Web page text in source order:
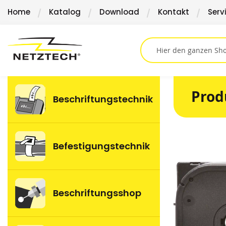
Direkt
Home Katalog Download Kontakt
Beschriftungstechnik
Befestigungstechnik
Beschriftungsshop
zum
Ende
der
Bildergalerie